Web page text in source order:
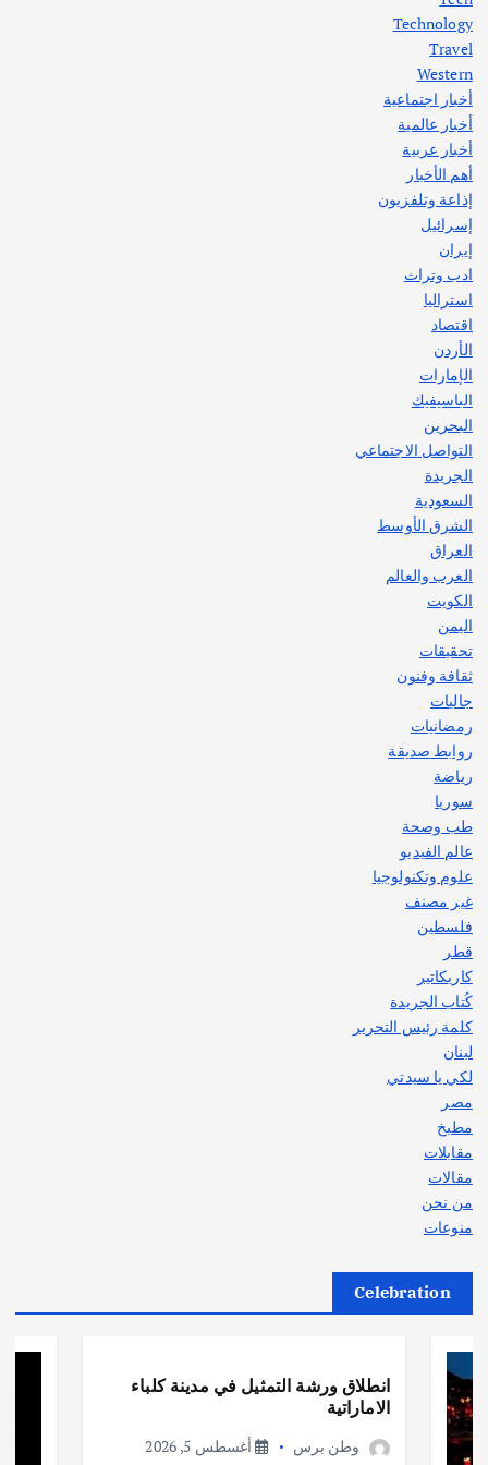
اختتام ورشة السينوغرافيا في مدينة كلباء الاماراتية
أغسطس 3, 2026
Technology
Travel
Western
أخبار اجتماعية
أخبار عالمية
أخبار عربية
أهم الأخبار
إذاعة وتلفزيون
إسرائيل
إيران
ادب وتراث
استراليا
اقتصاد
الأردن
الإمارات
الباسيفيك
البحرين
التواصل الاجتماعي
الجريدة
السعودية
الشرق الأوسط
العراق
العرب والعالم
الكويت
اليمن
تحقيقات
ثقافة وفنون
جاليات
رمضانيات
روابط صديقة
رياضة
سوريا
طب وصحة
عالم الفيديو
علوم وتكنولوجيا
غير مصنف
فلسطين
قطر
كاريكاتير
كُتاب الجريدة
كلمة رئيس التحرير
لبنان
لكي يا سيدتي
مصر
مطبخ
مقابلات
مقالات
من نحن
منوعات
Celebration
انطلاق ورشة التمثيل في مدينة كلباء
الاماراتية
وطن برس أغسطس 5, 2026